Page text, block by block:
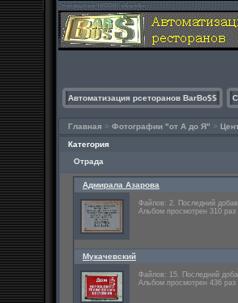
Автоматизация рсеторанов BarBo$$
Главная > Фотографии "от А до Я" >
Категория
Отрада
Адмирала Азарова
Файлов: 2. Последний
Альбом просмотрен 310 раз
Мукачевский
Файлов: 15. Последний
Альбом просмотрен 436 раз